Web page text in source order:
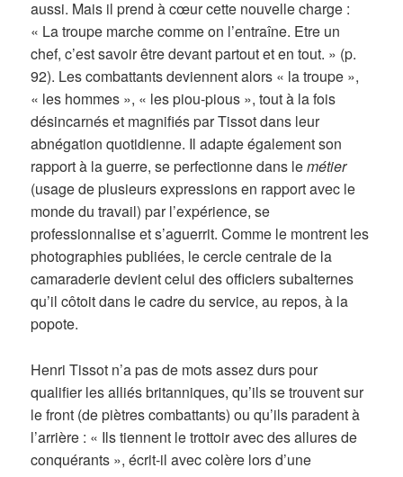
aussi. Mais il prend à cœur cette nouvelle charge :
« La troupe marche comme on l’entraîne. Etre un
chef, c’est savoir être devant partout et en tout. » (p.
92). Les combattants deviennent alors « la troupe »,
« les hommes », « les piou-pious », tout à la fois
désincarnés et magnifiés par Tissot dans leur
abnégation quotidienne. Il adapte également son
rapport à la guerre, se perfectionne dans lemétier
(usage de plusieurs expressions en rapport avec le
monde du travail) par l’expérience, se
professionnalise et s’aguerrit. Comme le montrent les
photographies publiées, le cercle centrale de la
camaraderie devient celui des officiers subalternes
qu’il côtoit dans le cadre du service, au repos, à la
popote.
Henri Tissot n’a pas de mots assez durs pour
qualifier les alliés britanniques, qu’ils se trouvent sur
le front (de piètres combattants) ou qu’ils paradent à
l’arrière : « Ils tiennent le trottoir avec des allures de
conquérants », écrit-il avec colère lors d’une